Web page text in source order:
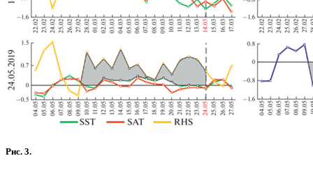
Рис. 3.